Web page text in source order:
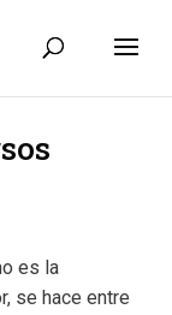
es la
se hace entre